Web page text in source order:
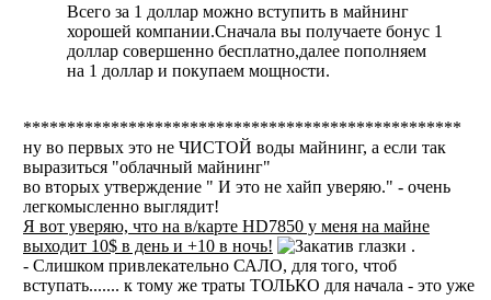
Всего за 1 доллар можно вступить в майнинг
хорошей компании.Сначала вы получаете бонус 1
доллар совершенно бесплатно,далее пополняем
на 1 доллар и покупаем мощности.
**************************************************
ну во первых это не ЧИСТОЙ воды майнинг, а если так
выразиться "облачный майнинг"
во вторых утверждение " И это не хайп уверяю." - очень
легкомысленно выглядит!
Я вот уверяю, что на в/карте HD7850 у меня на майне
выходит 10$ в день и +10 в ночь!
.
- Слишком привлекательно САЛО, для того, чтоб
вступать....... к тому же траты ТОЛЬКО для начала - это уже